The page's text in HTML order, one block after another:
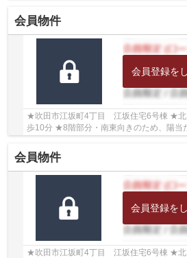
きのため、陽当たり良好♪ ★専有面積
会員物件
会員登録を
★吹田市江坂町4丁目 江坂住宅6号棟 ★北
歩10分 ★8階部分・南東向きのため、陽当
有面積61.35㎡の2LDK ★各居室収納がご
会員物件
会員登録を
★吹田市江坂町4丁目 江坂住宅6号棟 ★北